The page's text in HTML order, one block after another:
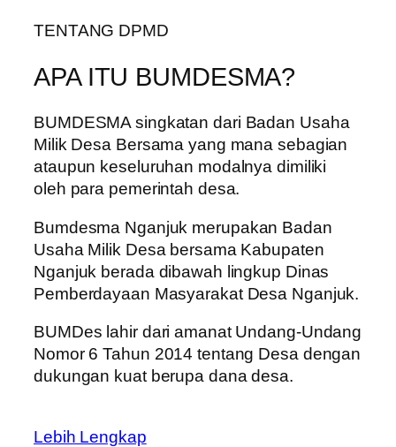
TENTANG DPMD
APA ITU BUMDESMA?
BUMDESMA singkatan dari Badan Usaha
Milik Desa Bersama yang mana sebagian
ataupun keseluruhan modalnya dimiliki
oleh para pemerintah desa.
Bumdesma Nganjuk merupakan Badan
Usaha Milik Desa bersama Kabupaten
Nganjuk berada dibawah lingkup Dinas
Pemberdayaan Masyarakat Desa Nganjuk.
BUMDes lahir dari amanat Undang-Undang
Nomor 6 Tahun 2014 tentang Desa dengan
dukungan kuat berupa dana desa.
Lebih Lengkap